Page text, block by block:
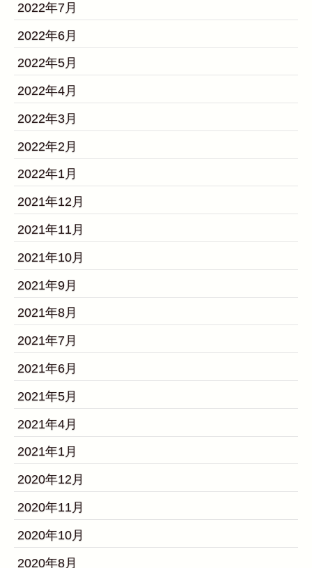
2022年7月
2022年6月
2022年5月
2022年4月
2022年3月
2022年2月
2022年1月
2021年12月
2021年11月
2021年10月
2021年9月
2021年8月
2021年7月
2021年6月
2021年5月
2021年4月
2021年1月
2020年12月
2020年11月
2020年10月
2020年8月